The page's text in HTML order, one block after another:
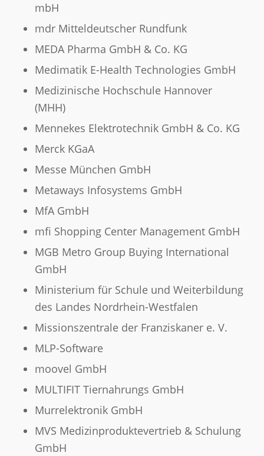
mbH
mdr Mitteldeutscher Rundfunk
MEDA Pharma GmbH & Co. KG
Medimatik E-Health Technologies GmbH
Medizinische Hochschule Hannover
(MHH)
Mennekes Elektrotechnik GmbH & Co. KG
Merck KGaA
Messe München GmbH
Metaways Infosystems GmbH
MfA GmbH
mfi Shopping Center Management GmbH
MGB Metro Group Buying International
GmbH
Ministerium für Schule und Weiterbildung
des Landes Nordrhein-Westfalen
Missionszentrale der Franziskaner e. V.
MLP-Software
moovel GmbH
MULTIFIT Tiernahrungs GmbH
Murrelektronik GmbH
MVS Medizinproduktevertrieb & Schulung
GmbH